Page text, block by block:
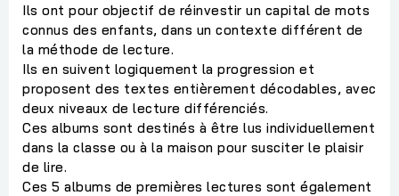
Ils ont pour objectif de réinvestir un capital de mots
connus des enfants, dans un contexte différent de
la méthode de lecture.
Ils en suivent logiquement la progression et
proposent des textes entièrement décodables, avec
deux niveaux de lecture différenciés.
Ces albums sont destinés à être lus individuellement
dans la classe ou à la maison pour susciter le plaisir
de lire.
Ces 5 albums de premières lectures sont également